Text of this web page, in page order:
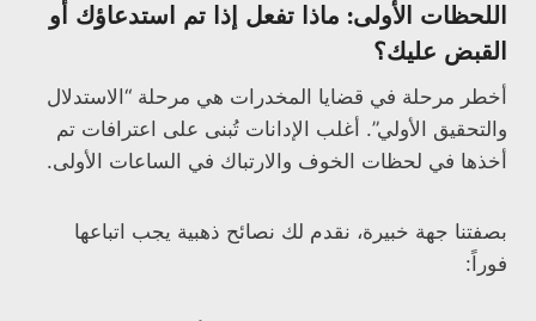
اللحظات الأولى: ماذا تفعل إذا تم استدعاؤك أو
القبض عليك؟
أخطر مرحلة في قضايا المخدرات هي مرحلة “الاستدلال
والتحقيق الأولي”. أغلب الإدانات تُبنى على اعترافات تم
أخذها في لحظات الخوف والارتباك في الساعات الأولى.
بصفتنا جهة خبيرة، نقدم لك نصائح ذهبية يجب اتباعها
فوراً: